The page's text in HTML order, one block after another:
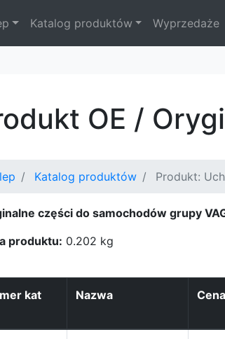
Katalog produktów Wyprzedaże
OE /
Katalog produktów Produkt:
części do samochodów grupy
produktu: 0.202 kg
kat Nazwa